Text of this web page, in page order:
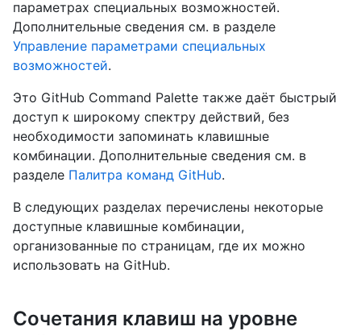
параметрах специальных возможностей.
Дополнительные сведения см. в разделе
Управление параметрами специальных
возможностей.
Это GitHub Command Palette также даёт быстрый
доступ к широкому спектру действий, без
необходимости запоминать клавишные
комбинации. Дополнительные сведения см. в
разделе Палитра команд GitHub.
В следующих разделах перечислены некоторые
доступные клавишные комбинации,
организованные по страницам, где их можно
использовать на GitHub.
Сочетания клавиш на уровне